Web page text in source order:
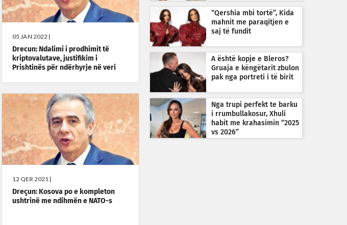
05 JAN 2022 |
Drecun: Ndalimi i prodhimit të
kriptovalutave, justifikim i
Prishtinës për ndërhyrje në veri
12 QER 2021 |
Dreçun: Kosova po e kompleton
ushtrinë me ndihmën e NATO-s
“Qershia mbi tortë”, Kida
mahnit me paraqitjen e
saj të fundit
A është kopje e Bleros?
Gruaja e këngëtarit zbulon
pak nga portreti i të birit
Nga trupi perfekt te barku
i rrumbullakosur, Xhuli
habit me krahasimin “2025
vs 2026”